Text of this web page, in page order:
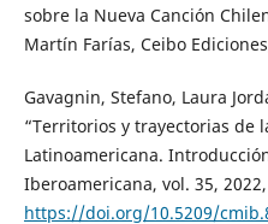
sobre la Nueva Canción
Martín Farías, Ceibo
Gavagnin, Stefano, Laura
“Territorios y trayectorias de
Latinoamericana.
Iberoamericana, vol. 35,
https://doi.org/10.5209/